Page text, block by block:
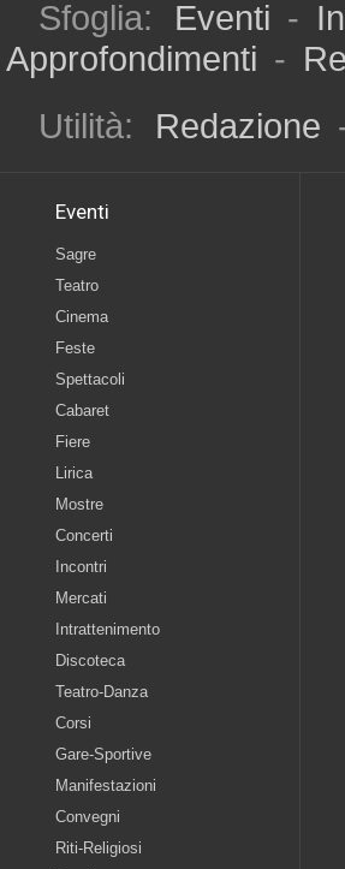
Sfoglia: Eventi -
Approfondimenti -
Utilità:
Redazione
Eventi
Sagre
Teatro
Cinema
Feste
Spettacoli
Cabaret
Fiere
Lirica
Mostre
Concerti
Incontri
Mercati
Intrattenimento
Discoteca
Teatro-Danza
Corsi
Gare-Sportive
Manifestazioni
Convegni
Riti-Religiosi